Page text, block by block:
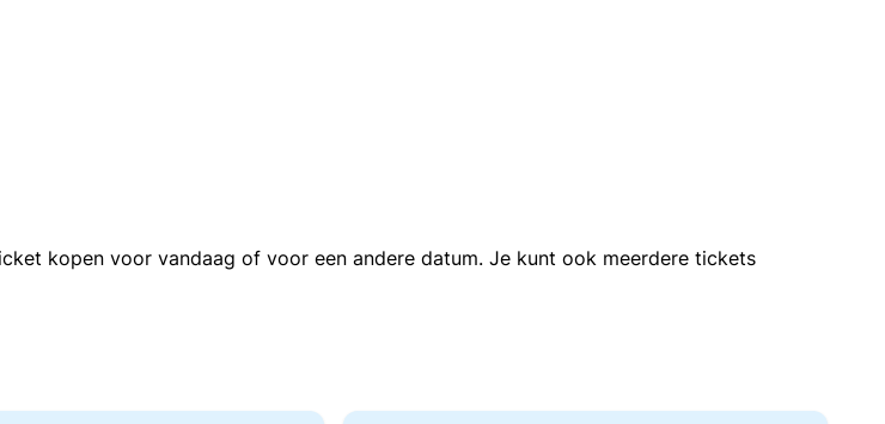
kopen voor vandaag of voor een andere datum. Je kunt ook meerdere tickets